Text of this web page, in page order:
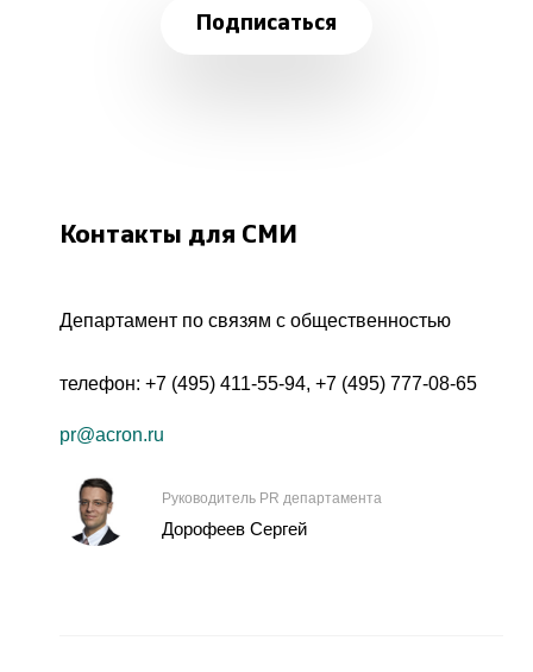
Подписаться
Контакты для СМИ
Департамент по связям с общественностью
телефон: +7 (495) 411-55-94, +7 (495) 777-08-65
pr@acron.ru
Руководитель PR департамента
Дорофеев Сергей